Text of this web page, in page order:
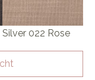
Silver 022 Rose